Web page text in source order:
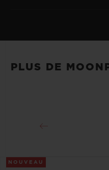
BRACELET
PLUS DE
NOUVEAU